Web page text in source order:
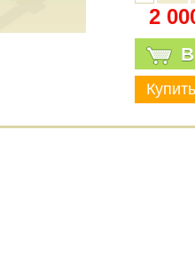
2